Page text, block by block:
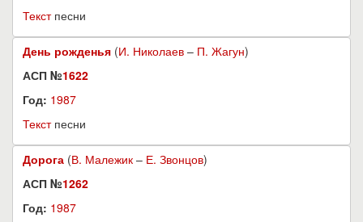
Текстпесни
День рожденья (И. Николаев – П. Жагун)
АСП №1622
Год: 1987
Текстпесни
Дорога (В. Малежик – Е. Звонцов)
АСП №1262
Год: 1987